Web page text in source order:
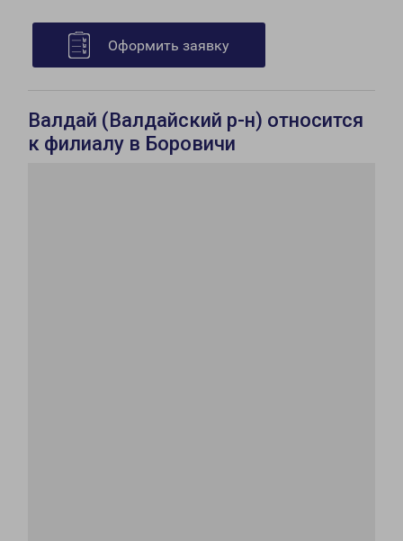
Оформить заявку
Валдай (Валдайский р-н) относится
к филиалу в Боровичи